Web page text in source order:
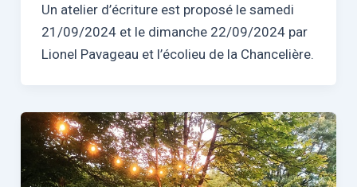
Un atelier d’écriture est proposé le samedi
21/09/2024 et le dimanche 22/09/2024 par
Lionel Pavageau et l’écolieu de la Chancelière.